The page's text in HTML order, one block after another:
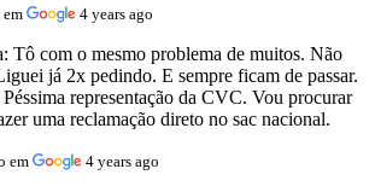
4 years ago
Tô com o mesmo problema de muitos. Não
já 2x pedindo. E sempre ficam de passar.
representação da CVC. Vou procurar
uma reclamação direto no sac nacional.
em 4 years ago